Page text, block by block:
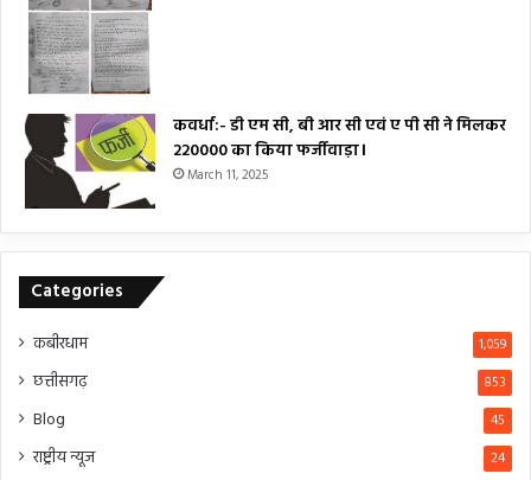
कवर्धा:- डी एम सी, बी आर सी एवं ए पी सी ने मिलकर
₹220000 का किया फर्जीवाड़ा।
March 11, 2025
Categories
कबीरधाम 1,059
छत्तीसगढ़ 853
Blog 45
राष्ट्रीय न्यूज 24